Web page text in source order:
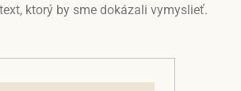
ktorý by sme dokázali vymyslieť.